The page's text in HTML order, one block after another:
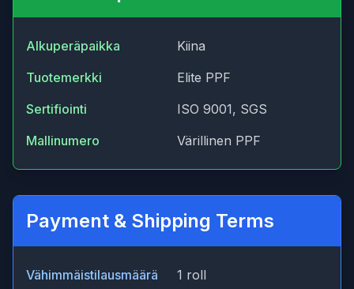
Alkuperäpaikka
Kiina
Tuotemerkki
Elite PPF
Sertifiointi
ISO 9001, SGS
Mallinumero
Värillinen PPF
Payment & Shipping Terms
Vähimmäistilausmäärä
1 roll